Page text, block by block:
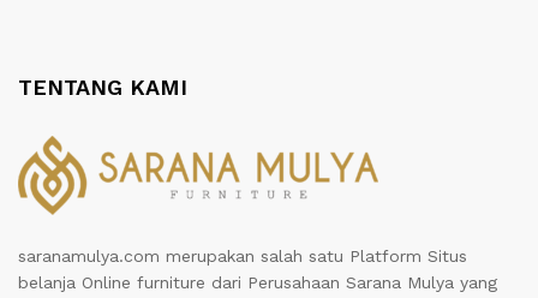
TENTANG KAMI
saranamulya.com merupakan salah satu Platform Situs
belanja Online furniture dari Perusahaan Sarana Mulya yang